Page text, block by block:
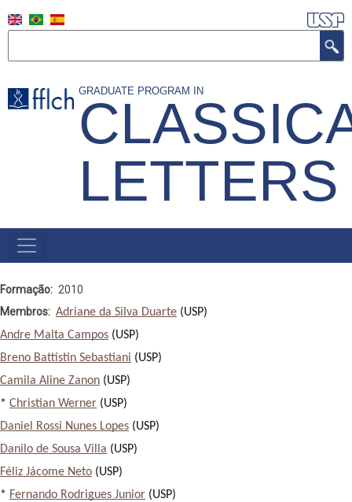
to
GRADUATE PROGRAM IN
LETTERS
NAVEGAÇÃO
PRINCIPAL
Formação
2010
Membros
Adriane da Silva Duarte (USP)
Andre Malta Campos (USP)
Breno Battistin Sebastiani (USP)
Camila Aline Zanon (USP)
* Christian Werner (USP)
Daniel Rossi Nunes Lopes (USP)
Danilo de Sousa Villa (USP)
Féliz Jácome Neto (USP)
* Fernando Rodrigues Junior (USP)